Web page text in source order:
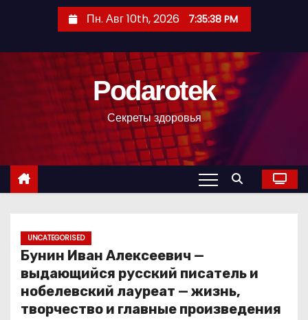
с
Пн. Авг 10th, 2026 7:35:39 PM
Podarotek
Секреты здоровья
UNCATEGORISED
Бунин Иван Алексеевич —
выдающийся русский писатель и
нобелевский лауреат — жизнь,
творчество и главные произведения